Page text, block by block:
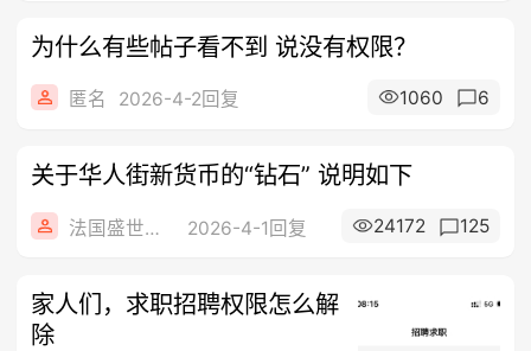
为什么有些帖子看不到 说没有权限？
匿名 2026-4-2回复 1060 6
关于华人街新货币的“钻石” 说明如下
法国盛世房地产 2026-4-1回复 24172 125
家人们，求职招聘权限怎么解
除